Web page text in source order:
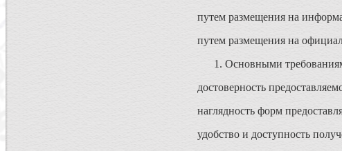
путем размещения на
путем размещения на
Основными
достоверность
наглядность форм
удобство и доступность